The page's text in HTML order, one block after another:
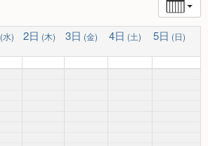
(水) 2日 (木) 3日 (金) 4日 (土) 5日 (日)